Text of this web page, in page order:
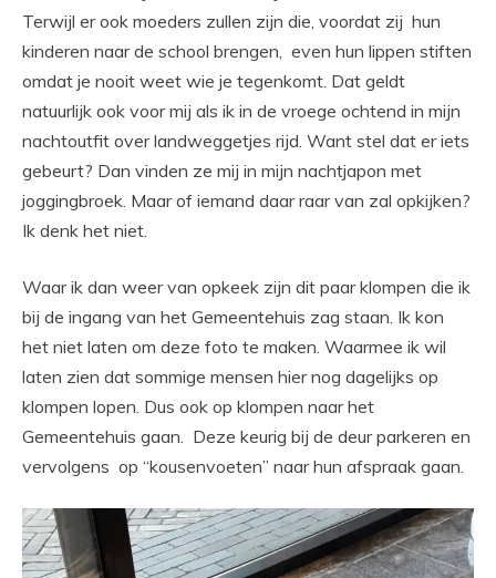
Terwijl er ook moeders zullen zijn die, voordat zij hun
kinderen naar de school brengen, even hun lippen stiften
omdat je nooit weet wie je tegenkomt. Dat geldt
natuurlijk ook voor mij als ik in de vroege ochtend in mijn
nachtoutfit over landweggetjes rijd. Want stel dat er iets
gebeurt? Dan vinden ze mij in mijn nachtjapon met
joggingbroek. Maar of iemand daar raar van zal opkijken?
Ik denk het niet.
Waar ik dan weer van opkeek zijn dit paar klompen die ik
bij de ingang van het Gemeentehuis zag staan. Ik kon
het niet laten om deze foto te maken. Waarmee ik wil
laten zien dat sommige mensen hier nog dagelijks op
klompen lopen. Dus ook op klompen naar het
Gemeentehuis gaan. Deze keurig bij de deur parkeren en
vervolgens op “kousenvoeten” naar hun afspraak gaan.